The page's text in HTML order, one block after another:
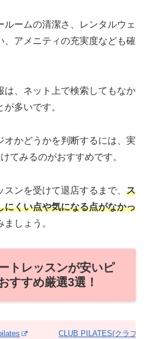
ルームの清潔さ、レンタルウェ
、アメニティの充実度なども確
は、ネット上で検索してもなか
多いです。
オかどうかを判断するには、実
てみるのがおすすめです。
ンを受けて退店するまで、 ス
にくい点や気になる点がなかっ
しょう。
トレッスンが安いピ
すすめ厳選3選！
CLUB PILATES(クラブ